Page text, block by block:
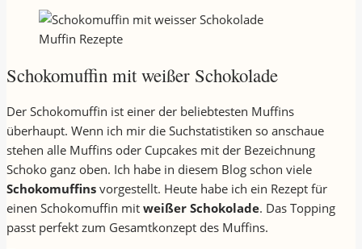
Muffin Rezepte
Schokomuffin mit weißer Schokolade
Der Schokomuffin ist einer der beliebtesten Muffins
überhaupt. Wenn ich mir die Suchstatistiken so anschaue
stehen alle Muffins oder Cupcakes mit der Bezeichnung
Schoko ganz oben. Ich habe in diesem Blog schon viele
Schokomuffins vorgestellt. Heute habe ich ein Rezept für
einen Schokomuffin mit weißer Schokolade. Das Topping
passt perfekt zum Gesamtkonzept des Muffins.